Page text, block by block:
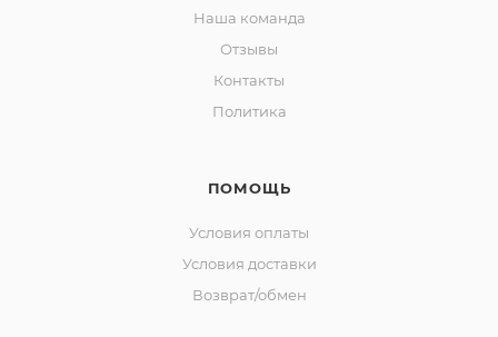
Наша команда
Отзывы
Контакты
Политика
ПОМОЩЬ
Условия оплаты
Условия доставки
Возврат/обмен